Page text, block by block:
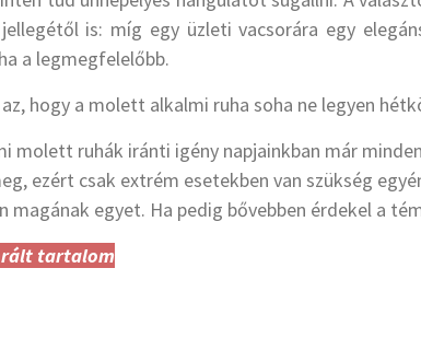
is: míg egy üzleti vacsorára egy
a legmegfelelőbb.
hogy a molett alkalmi ruha soha ne legyen
molett ruhák iránti igény napjainkban már
ezért csak extrém esetekben van szükség
magának egyet. Ha pedig bővebben érdekel a
tartalom